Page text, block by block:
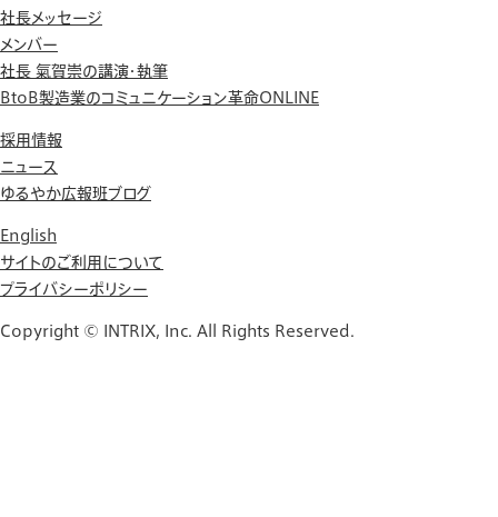
社長メッセージ
メンバー
社長 氣賀崇の講演・執筆
BtoB製造業のコミュニケーション革命ONLINE
採用情報
ニュース
ゆるやか広報班ブログ
English
サイトのご利用について
プライバシーポリシー
Copyright © INTRIX, Inc. All Rights Reserved.